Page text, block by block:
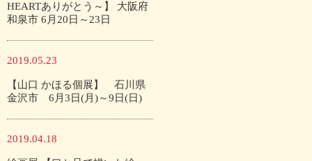
HEARTありがとう～】 大阪府
和泉市 6月20日～23日
2019.05.23
【山口 かほる個展】 石川県
金沢市 6月3日(月)～9日(日)
2019.04.18